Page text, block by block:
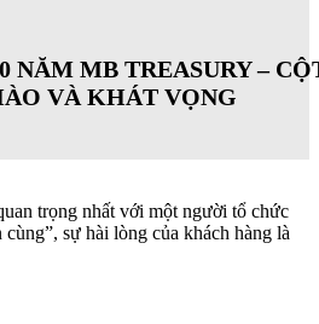
NĂM MB TREASURY –
VÀ KHÁT VỌNG
trọng nhất với một người tổ chức
sự hài lòng của khách hàng là